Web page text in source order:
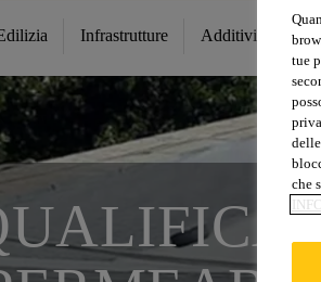
Infrastrutture Additivi per
tue
che